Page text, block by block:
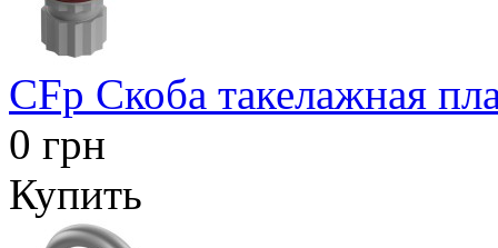
CFp Скоба такелажная
0 грн
Купить